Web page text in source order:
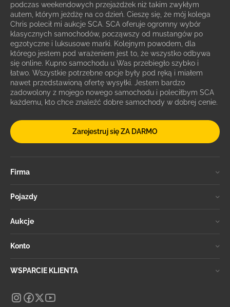
podczas weekendowych przejażdżek niż takim zwykłym
autem, którym jeżdżę na co dzień. Cieszę się, że mój kolega
Chris polecił mi aukcje SCA. SCA oferuje ogromny wybór
klasycznych samochodów, począwszy od mustangów po
egzotyczne i luksusowe marki. Kolejnym powodem, dla
którego jestem pod wrażeniem jest to, że wszystko odbywa
się online. Kupno samochodu u Was przebiegło szybko i
łatwo. Wszystkie potrzebne opcje były pod ręką i miałem
nawet przedstawioną ofertę wysyłki. Jestem bardzo
zadowolony z mojego nowego samochodu i poleciłbym SCA
każdemu, kto chce znaleźć dobre samochody w dobrej cenie.
Zarejestruj się ZA DARMO
Firma
Pojazdy
Aukcje
Konto
WSPARCIE KLIENTA